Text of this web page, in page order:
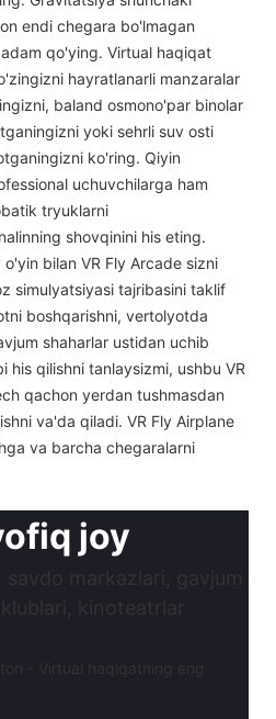
endi chegara bo'lmagan
qo'ying. Virtual haqiqat
hayratlanarli manzaralar
baland osmono'par binolar
yoki sehrli suv osti
ko'ring. Qiyin
uchuvchilarga ham
tryuklarni
shovqinini his eting.
bilan VR Fly Arcade sizni
simulyatsiyasi tajribasini taklif
boshqarishni, vertolyotda
shaharlar ustidan uchib
his qilishni tanlaysizmi, ushbu VR
qachon yerdan tushmasdan
va'da qiladi. VR Fly Airplane
va barcha chegaralarni
joy